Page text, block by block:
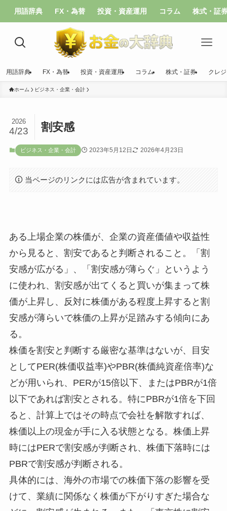
用語辞典 FX・為替 投資・資産運用 コラム 株式・証
用語辞典 FX・為替 投資・資産運用 コラム 株式・証券 クレ
ホーム ビジネス・企業・会計
割安感
2026
4/23
ビジネス・企業・会計 2023年5月12日 2026年4月23日
当ページのリンクには広告が含まれています。
ある上場企業の株価が、企業の資産価値や収益性
から見ると、割安であると判断されること。「割
安感が広がる」、「割安感が薄らぐ」というよう
に使われ、割安感が出てくると買いが集まって株
価が上昇し、反対に株価がある程度上昇すると割
安感が薄らいで株価の上昇が足踏みする傾向にあ
る。
株価を割安と判断する厳密な基準はないが、目安
としてPER(株価収益率)やPBR(株価純資産倍率)な
どが用いられ、PERが15倍以下、またはPBRが1倍
以下であれば割安とされる。特にPBRが1倍を下回
ると、計算上ではその時点で会社を解散すれば、
株価以上の現金が手に入る状態となる。株価上昇
時にはPERで割安感が判断され、株価下落時には
PBRで割安感が判断される。
具体的には、海外の市場での株価下落の影響を受
けて、業績に関係なく株価が下がりすぎた場合な